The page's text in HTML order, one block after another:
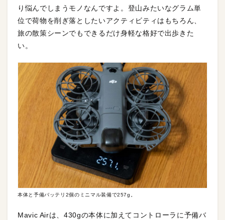
り悩んでしまうモノなんですよ。登山みたいなグラム単
位で荷物を削ぎ落としたいアクティビティはもちろん、
旅の散策シーンでもできるだけ身軽な格好で出歩きた
い。
本体と予備バッテリ2個のミニマル装備で257g。
Mavic Airは、430gの本体に加えてコントローラに予備バ